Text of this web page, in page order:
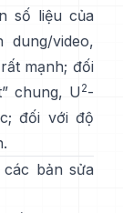
số liệu của
video,
rất mạnh; đối
chung, U 2-
đối với độ
bản sửa